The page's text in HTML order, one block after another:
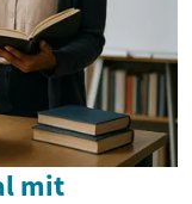
mit